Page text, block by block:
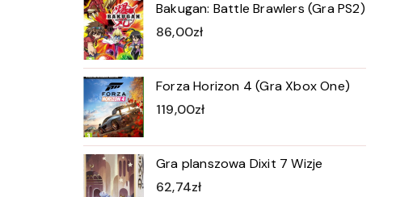
Bakugan: Battle Brawlers (Gra PS2)
86,00zł
Forza Horizon 4 (Gra Xbox One)
119,00zł
Gra planszowa Dixit 7 Wizje
62,74zł